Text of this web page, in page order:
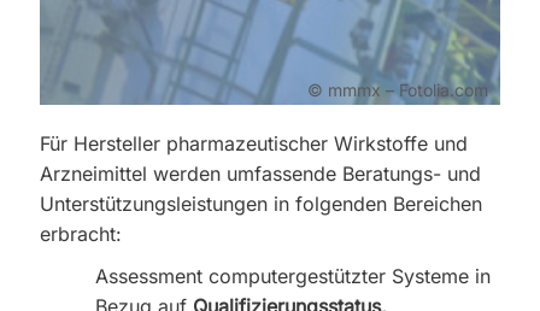
Für Hersteller pharmazeutischer Wirkstoffe und
Arzneimittel werden umfassende Beratungs- und
Unterstützungsleistungen in folgenden Bereichen
erbracht:
Assessment computergestützter Systeme in
Bezug auf Qualifizierungsstatus,
© mmmx – Fotolia.com